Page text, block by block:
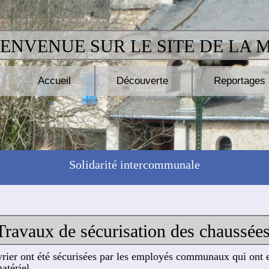
SUR LE SITE DE LA
Accueil Découverte Reportages
Solidarité intercommunale
de sécurisation des
ont été sécurisées par les employés communaux qui